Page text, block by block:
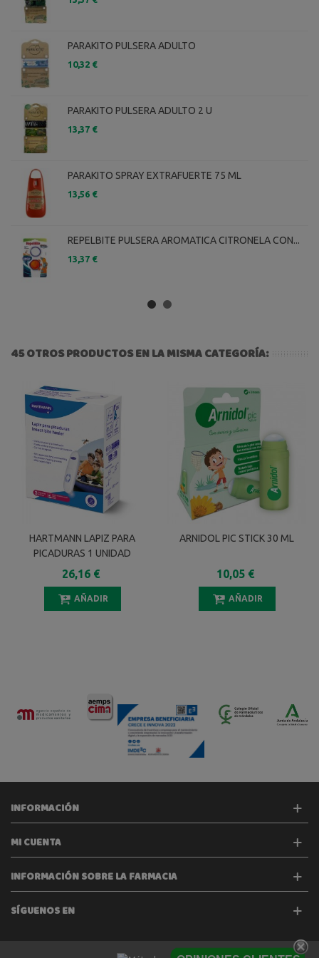
PARAKITO PULSERA ADULTO
10,32 €
PARAKITO PULSERA ADULTO 2 U
13,37 €
PARAKITO SPRAY EXTRAFUERTE 75 ML
13,56 €
REPELBITE PULSERA AROMATICA CITRONELA CON...
13,37 €
45 OTROS PRODUCTOS EN LA MISMA CATEGORÍA:
HARTMANN LAPIZ PARA
PICADURAS 1 UNIDAD
26,16 €
AÑADIR
ARNIDOL PIC STICK 30 ML
10,05 €
AÑADIR
INFORMACIÓN
MI CUENTA
INFORMACIÓN SOBRE LA FARMACIA
SÍGUENOS EN